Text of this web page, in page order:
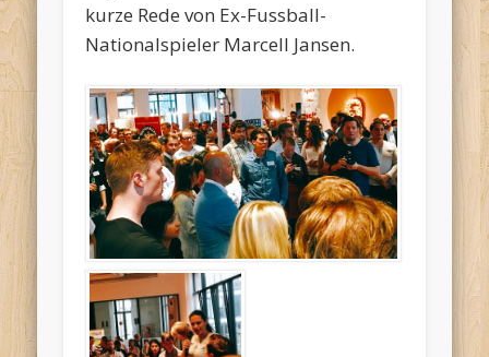
kurze Rede von Ex-Fussball-
Nationalspieler Marcell Jansen.